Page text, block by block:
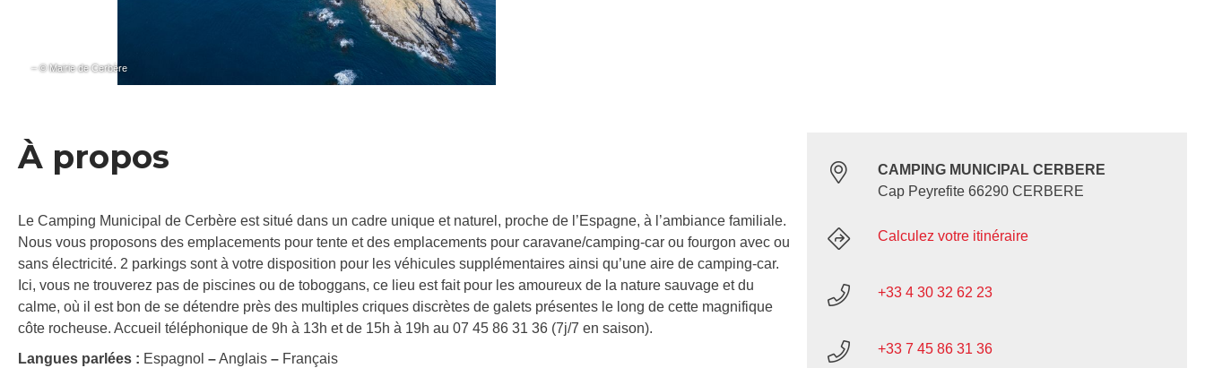
– © Mairie de Cerbère
À propos
Le Camping Municipal de Cerbère est situé dans un cadre unique et naturel, proche de l’Espagne, à l’ambiance familiale.
Nous vous proposons des emplacements pour tente et des emplacements pour caravane/camping-car ou fourgon avec ou
sans électricité. 2 parkings sont à votre disposition pour les véhicules supplémentaires ainsi qu’une aire de camping-car.
Ici, vous ne trouverez pas de piscines ou de toboggans, ce lieu est fait pour les amoureux de la nature sauvage et du
calme, où il est bon de se détendre près des multiples criques discrètes de galets présentes le long de cette magnifique
côte rocheuse. Accueil téléphonique de 9h à 13h et de 15h à 19h au 07 45 86 31 36 (7j/7 en saison).
Langues parlées : Espagnol –Anglais – Français
CAMPING MUNICIPAL CERBERE
Cap Peyrefite 66290 CERBERE
Calculez votre itinéraire
+33 4 30 32 62 23
+33 7 45 86 31 36